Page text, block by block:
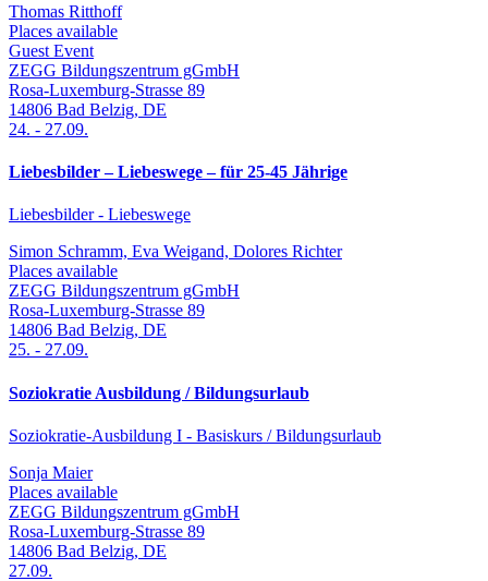
Thomas Ritthoff
Places available
Guest Event
ZEGG Bildungszentrum gGmbH
Rosa-Luxemburg-Strasse 89
14806 Bad Belzig, DE
24. - 27.09.
Liebesbilder – Liebeswege – für 25-45 Jährige
Liebesbilder - Liebeswege
Simon Schramm, Eva Weigand, Dolores Richter
Places available
ZEGG Bildungszentrum gGmbH
Rosa-Luxemburg-Strasse 89
14806 Bad Belzig, DE
25. - 27.09.
Soziokratie Ausbildung / Bildungsurlaub
Soziokratie-Ausbildung I - Basiskurs / Bildungsurlaub
Sonja Maier
Places available
ZEGG Bildungszentrum gGmbH
Rosa-Luxemburg-Strasse 89
14806 Bad Belzig, DE
27.09.